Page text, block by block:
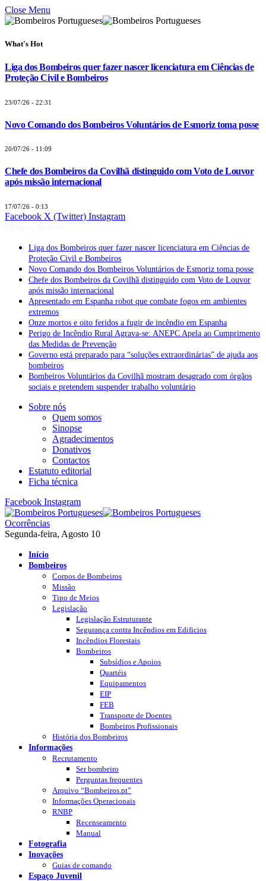
Close Menu
What's Hot
Liga dos Bombeiros quer fazer nascer licenciatura em Ciências de
Proteção Civil e Bombeiros
23/07/26 - 22:31
Novo Comando dos Bombeiros Voluntários de Esmoriz toma posse
20/07/26 - 11:09
Chefe dos Bombeiros da Covilhã distinguido com Voto de Louvor
após missão internacional
17/07/26 - 0:13
Facebook X (Twitter) Instagram
Liga dos Bombeiros quer fazer nascer licenciatura em Ciências de
Proteção Civil e Bombeiros
Novo Comando dos Bombeiros Voluntários de Esmoriz toma posse
Chefe dos Bombeiros da Covilhã distinguido com Voto de Louvor
após missão internacional
Apresentado em Espanha robot que combate fogos em ambientes
extremos
Onze mortos e oito feridos a fugir de incêndio em Espanha
Perigo de Incêndio Rural Agrava-se: ANEPC Apela ao Cumprimento
das Medidas de Prevenção
Governo está preparado para “soluções extraordinárias” de ajuda aos
bombeiros
Bombeiros Voluntários da Covilhã mostram desagrado com órgãos
sociais e pretendem suspender trabalho voluntário
Sobre nós
Quem somos
Sinopse
Agradecimentos
Donativos
Contactos
Estatuto editorial
Ficha técnica
Facebook Instagram
Ocorrências
Segunda-feira, Agosto 10
Início
Bombeiros
Corpos de Bombeiros
Missão
Tipo de Meios
Legislação
Legislação Estruturante
Segurança contra Incêndios em Edificios
Incêndios Florestais
Bombeiros
Subsídios e Apoios
Quartéis
Equipamentos
EIP
FEB
Transporte de Doentes
Bombeiros Profissionais
História dos Bombeiros
Informações
Recrutamento
Ser bombeiro
Perguntas frequentes
Arquivo “Bombeiros.pt”
Informações Operacionais
RNBP
Recenseamento
Manual
Fotografia
Inovações
Guias de comando
Espaço Juvenil